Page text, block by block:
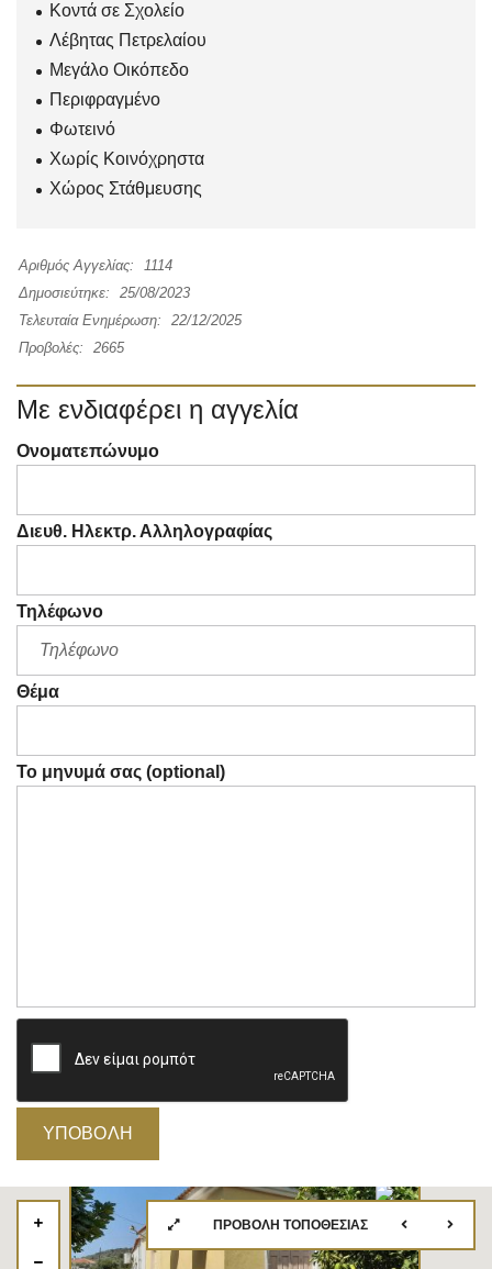
Κοντά σε Σχολείο
Λέβητας Πετρελαίου
Μεγάλο Οικόπεδο
Περιφραγμένο
Φωτεινό
Χωρίς Κοινόχρηστα
Χώρος Στάθμευσης
Αριθμός Αγγελίας:
1114
Δημοσιεύτηκε:
25/08/2023
Τελευταία Ενημέρωση:
22/12/2025
Προβολές:
2665
Με ενδιαφέρει η αγγελία
Ονοματεπώνυμο
Διευθ. Ηλεκτρ. Αλληλογραφίας
Τηλέφωνο
Θέμα
Το μηνυμά σας (optional)
ΠΡΟΒΟΛΉ ΤΟΠΟΘΕΣΊΑΣ